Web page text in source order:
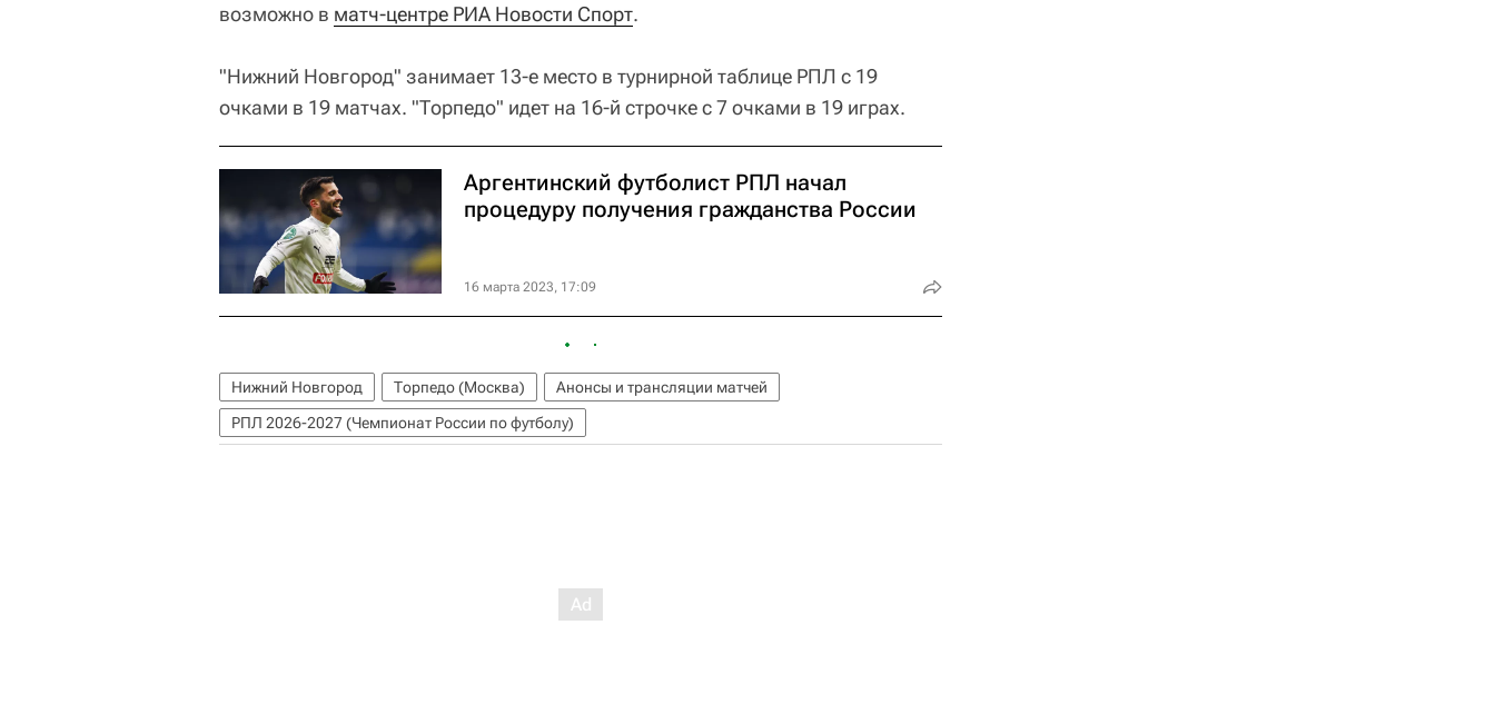
возможно в матч-центре РИА Новости Спорт.
"Нижний Новгород" занимает 13-е место в турнирной таблице РПЛ с 19
очками в 19 матчах. "Торпедо" идет на 16-й строчке с 7 очками в 19 играх.
Аргентинский футболист РПЛ начал
процедуру получения гражданства России
16 марта 2023, 17:09
Нижний Новгород Торпедо (Москва)
Анонсы и трансляции матчей
РПЛ 2026-2027 (Чемпионат России по футболу)